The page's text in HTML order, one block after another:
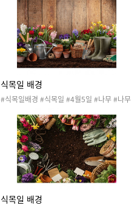
물 #꽃 #식물 #작물 #봄 #봄행사 #식목일행
사 #봄도안 #봄활동 #식목일도안 #식목일활
동 #원예활동 #텃밭활동 #식목일레터링 #레
터링 #환경구성 #식목일환경구성
식목일 배경
#식목일배경 #식목일 #4월5일 #나무 #나무
#작물 #봄 #봄행사 #식목일행사 #봄도안 #
봄활동 #식목일도안 #식목일활동 #식목일환
경구성
식목일 배경